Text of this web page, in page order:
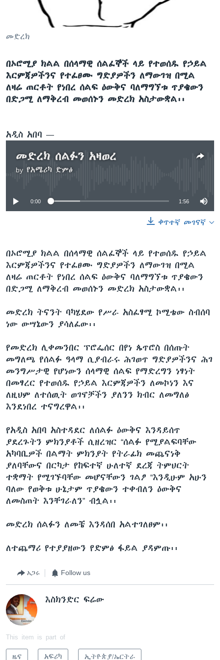
ቋንቋዎች
መድረክ
በኦሮሚያ ክልል በሰላማዊ ሰልፈኞች ላይ የተወሰዱ የኃይል
እርምጃዎችንና የተፈፀሙ ግድያዎችን ለማውገዝ በሚል
ለዛሬ ጠርቶት የነበረ ሰልፍ ዕውቅና ባለማግኘቱ ጥያቄውን
በድጋሚ ለማቅረብ መወሰኑን መድረክ አስታውቋል፡፡
አዲስ አበባ —
መድረክ ሰልፉን አዛወረ
by የአሜሪካ ድምፅ
No media source currently available
0:00 1:56
ቀጥተኛ መገናኛ
በኦሮሚያ ክልል በሰላማዊ ሰልፈኞች ላይ የተወሰዱ የኃይል
እርምጃዎችንና የተፈፀሙ ግድያዎችን ለማውገዝ በሚል
ለዛሬ ጠርቶት የነበረ ሰልፍ ዕውቅና ባለማግኘቱ ጥያቄውን
በድጋሚ ለማቅረብ መወሰኑን መድረክ አስታውቋል፡፡
መድረክ ትናንት ባካሄደው የሥራ አስፈፃሚ ኮሚቴው ስብሰባ
ነው ውሣኔውን ያሳለፈው፡፡
የመድረክ ሊቀመንበር ፕሮፌሰር በየነ ጴጥሮስ በሰጡት
መግለጫ የሰልፉ ዓላማ ሲያብራሩ ሕገወጥ ግድያዎችንና ሕገ
መንግሥታዊ የሆነውን ሰላማዊ ሰልፍ የማድረግን ነፃነት
በመፃረር የተወሰዱ የኃይል እርምጃዎችን ለመኮነን እና
ለዚህም ለተሰዉት ወገኖቻችን ያለንን ክብር ለመግለፅ
እንደነበረ ተናግረዋል፡፡
የአዲስ አበባ አስተዳደር ለሰልፉ ዕውቅና እንዳይሰጥ
ያደረጉትን ምክንያቶች ሲዘረዝር “ሰልፉ የሚያልፍባቸው
አካባቢዎች በልማት ምክንያት የትራፊክ መጨናነቅ
ያለባቸውና በርካታ የከፍተኛ ሁለተኛ ደረጃ ትምህርት
ተቋማት የሚገኙባቸው መሆናቸውን ገልፆ “እንዲሁም አሁን
ባለው የወቅቱ ሁኔታም ጥያቄውን ተቀብለን ዕውቅና
ለመስጠት እንቸገራለን” ብሏል፡፡
መድረክ ሰልፉን ለመቼ እንዳሰበ አልተገለፀም፡፡
ለተጨማሪ የተያያዘውን የድምፅ ፋይል ያዳምጡ፡፡
አጋሩ Follow us
እስክንድር ፍሬው
This item is part of
ዜና አፍሪካ ኢትዮጵያ/ኤርትራ